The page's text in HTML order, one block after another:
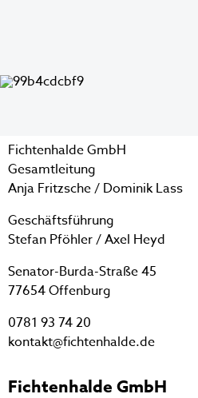
Fichtenhalde GmbH
Gesamtleitung
Anja Fritzsche / Dominik Lass
Geschäftsführung
Stefan Pföhler / Axel Heyd
Senator-Burda-Straße 45
77654 Offenburg
0781 93 74 20
kontakt@fichtenhalde.de
Fichtenhalde GmbH